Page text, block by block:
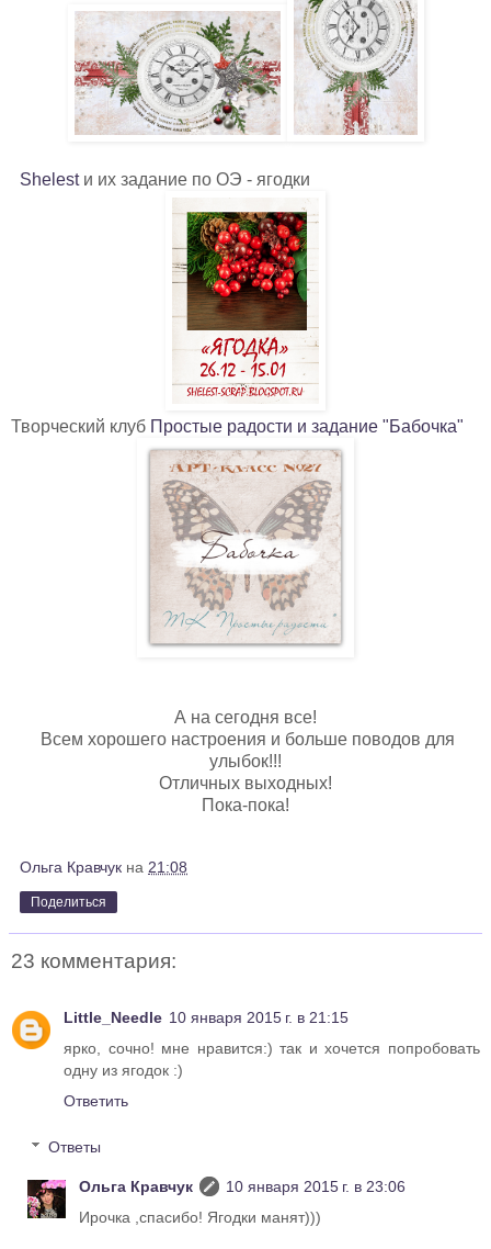
Shelestи их задание по ОЭ - ягодки
Творческий клуб Простые радости и задание "Бабочка"
А на сегодня все!
Всем хорошего настроения и больше поводов для
улыбок!!!
Отличных выходных!
Пока-пока!
Ольга Кравчук на 21:08
Поделиться
23 комментария:
Little_Needle 10 января 2015 г. в 21:15
ярко, сочно! мне нравится:) так и хочется попробовать
одну из ягодок :)
Ответить
Ответы
Ольга Кравчук
10 января 2015 г. в 23:06
Ирочка ,спасибо! Ягодки манят)))